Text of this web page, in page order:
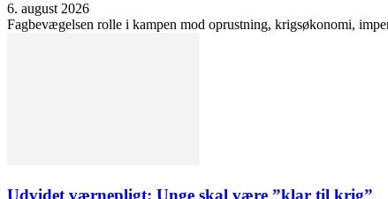
6. august 2026
Fagbevægelsen rolle i kampen mod oprustning, krigsøkonomi,
Udvidet værnepligt: Unge skal være ”klar til krig”